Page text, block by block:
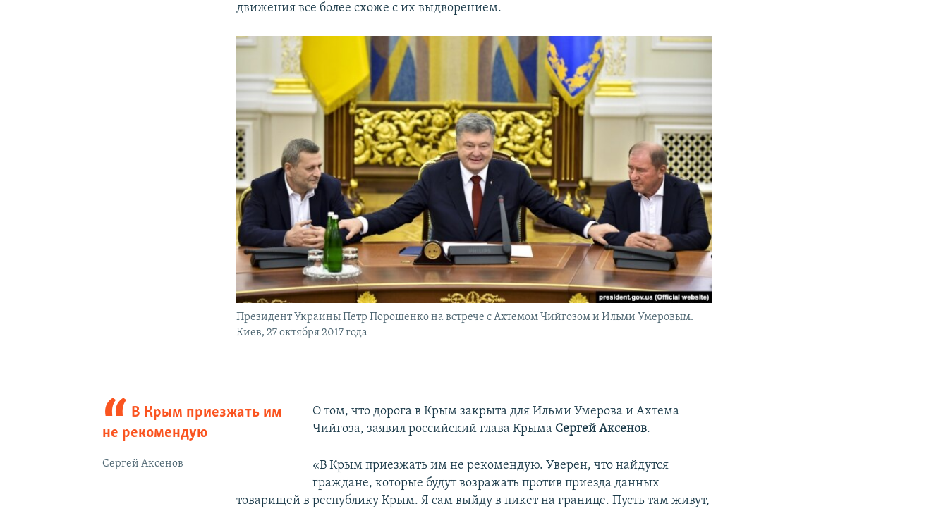
движения все более схоже с их выдворением.
Президент Украины Петр Порошенко на встрече с Ахтемом Чийгозом и Ильми Умеровым.
Киев, 27 октября 2017 года
В Крым приезжать им
не рекомендую
Сергей Аксенов
О том, что дорога в Крым закрыта для Ильми Умерова и Ахтема
Чийгоза, заявил российский глава Крыма Сергей Аксенов.
«В Крым приезжать им не рекомендую. Уверен, что найдутся
граждане, которые будут возражать против приезда данных
товарищей в республику Крым. Я сам выйду в пикет на границе. Пусть там живут,